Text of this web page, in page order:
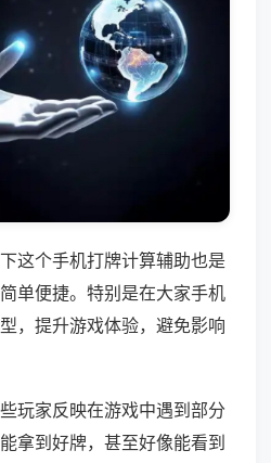
这个手机打牌计算辅助也是
单便捷。特别是在大家手机
，提升游戏体验，避免影响
玩家反映在游戏中遇到部分
拿到好牌，甚至好像能看到